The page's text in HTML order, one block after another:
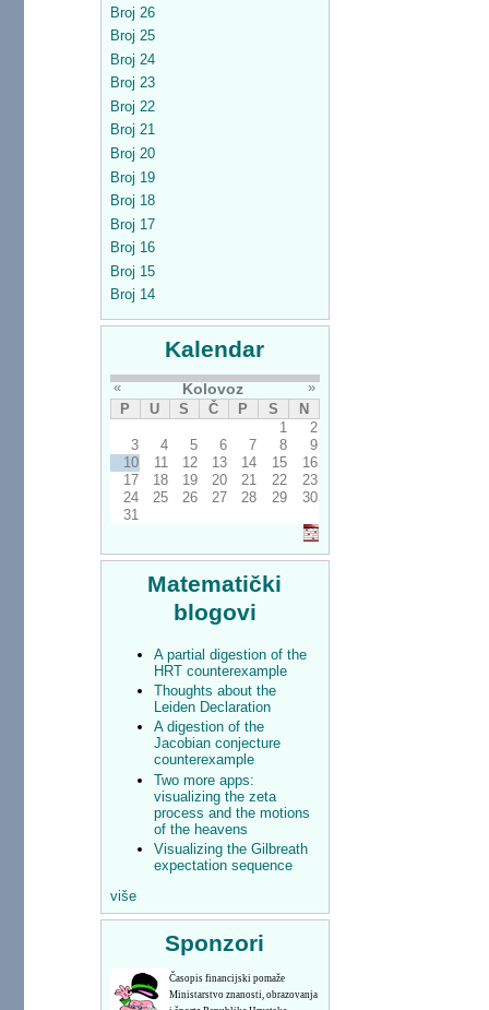
Broj 26
Broj 25
Broj 24
Broj 23
Broj 22
Broj 21
Broj 20
Broj 19
Broj 18
Broj 17
Broj 16
Broj 15
Broj 14
Kalendar
« Kolovoz
»
P
U S Č P S
N
1
2
3
4 5 6 7 8
9
10
11 12 13 14 15
16
17
18 19 20 21 22
23
24
25 26 27 28 29
30
31
Matematički
blogovi
A partial digestion of the
HRT counterexample
Thoughts about the
Leiden Declaration
A digestion of the
Jacobian conjecture
counterexample
Two more apps:
visualizing the zeta
process and the motions
of the heavens
Visualizing the Gilbreath
expectation sequence
više
Sponzori
Časopis financijski pomaže
Ministarstvo znanosti, obrazovanja